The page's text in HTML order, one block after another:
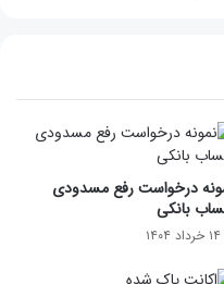
درخواست رفع مسدودی
بانکی
۱۴ خرداد ۱۴۰۴